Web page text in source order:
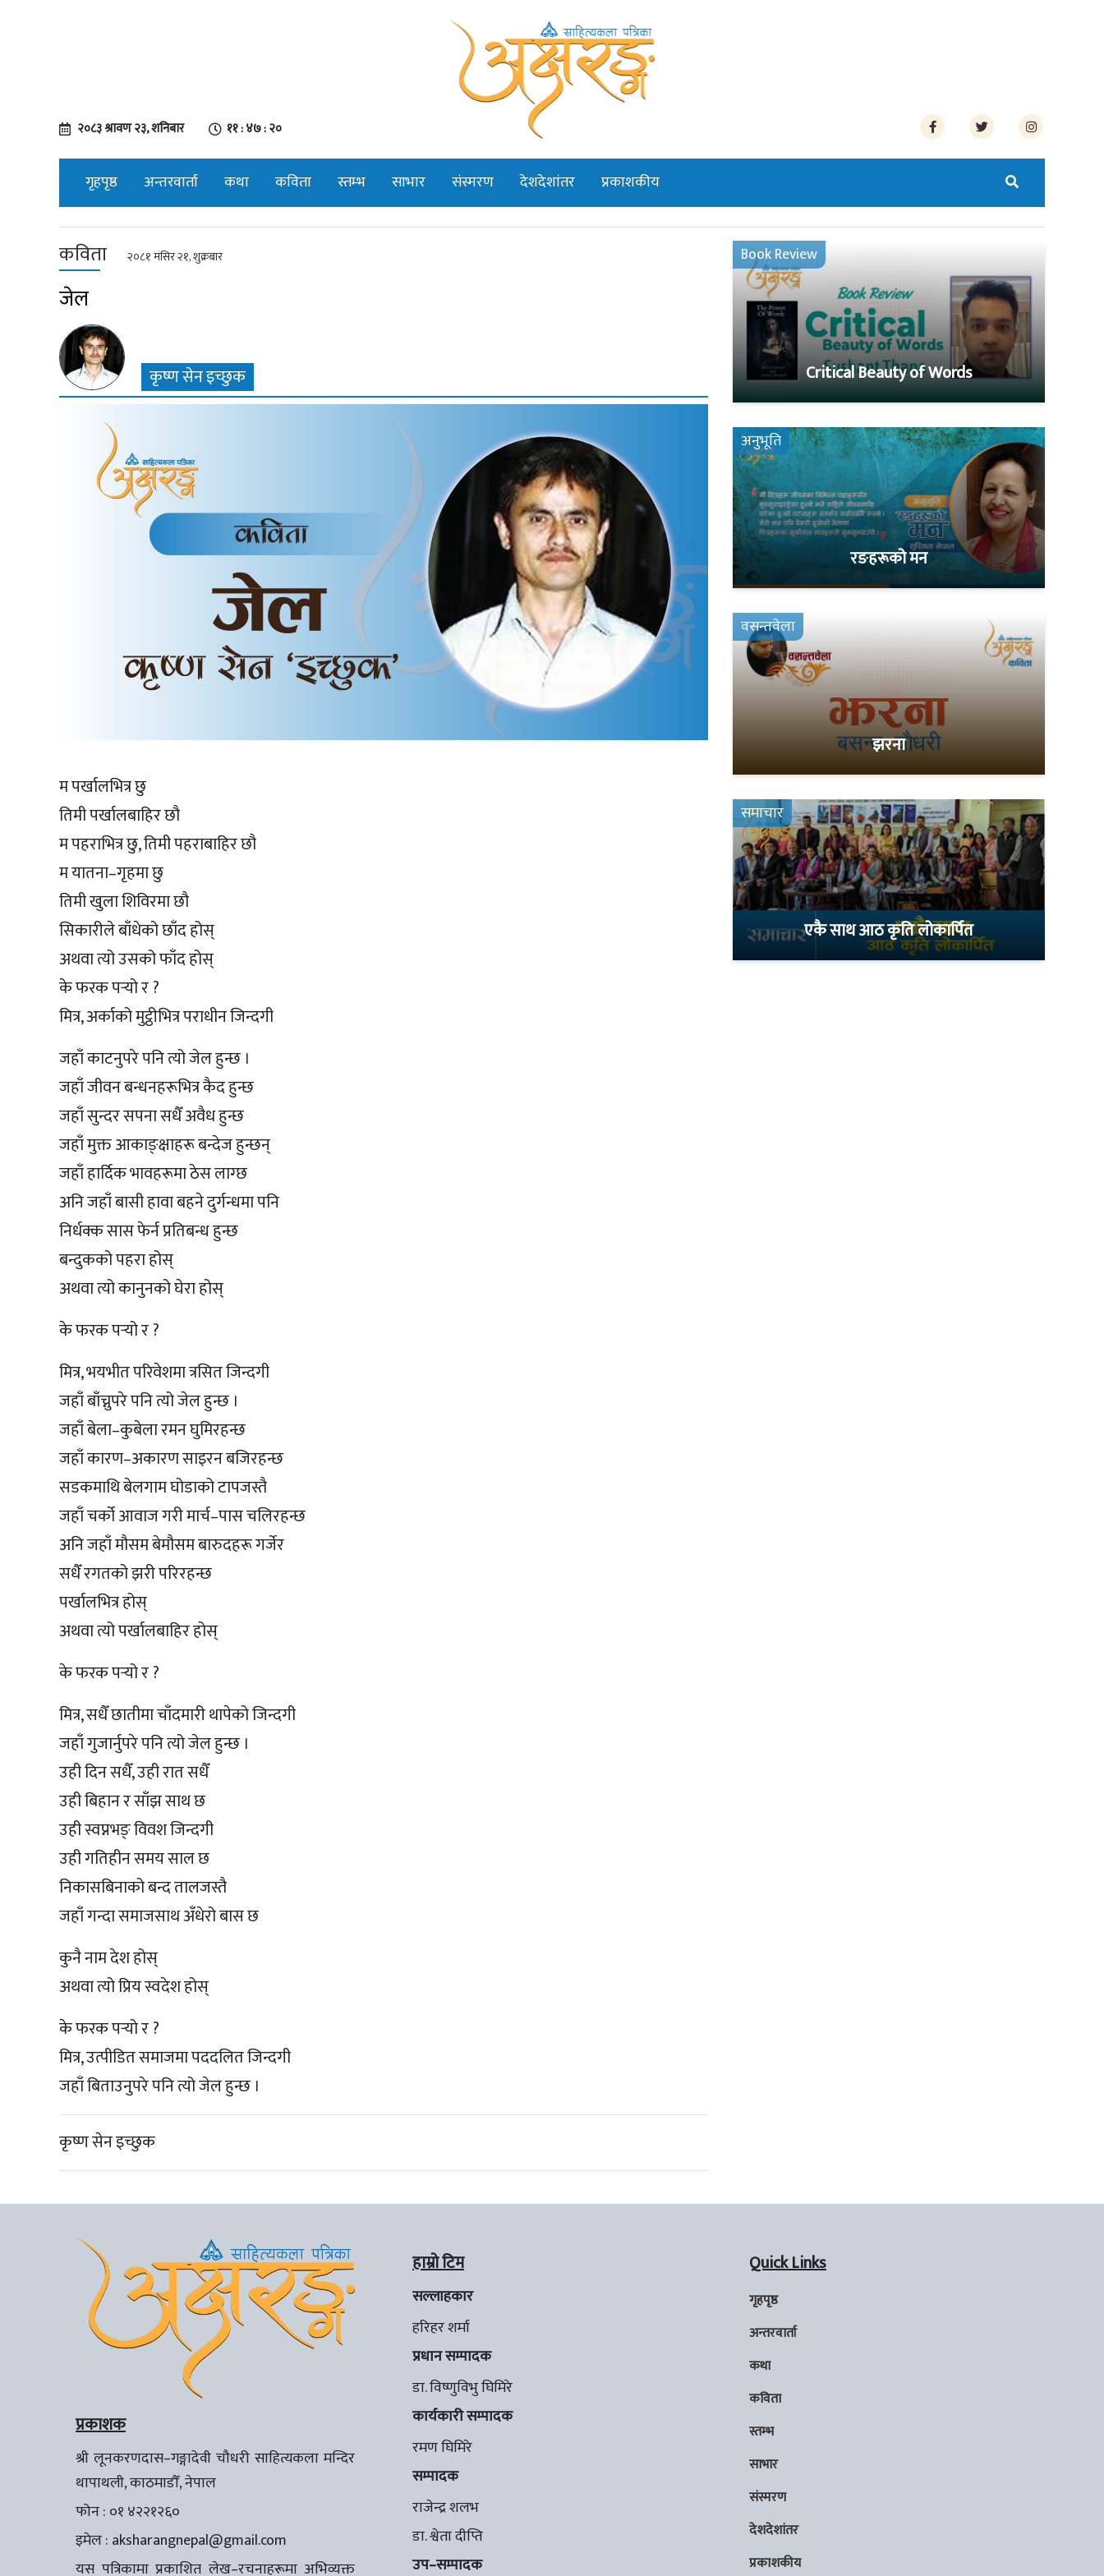
२०८३ श्रावण २३, शनिबार ११ : ४७ : २०
गृहपृष्ठ अन्तरवार्ता कथा कविता स्तम्भ साभार संस्मरण देशदेशांतर प्रकाशकीय
कविता २०८१ मंसिर २१, शुक्रबार
जेल
कृष्ण सेन इच्छुक
म पर्खालभित्र छु
तिमी पर्खालबाहिर छौ
म पहराभित्र छु, तिमी पहराबाहिर छौ
म यातना–गृहमा छु
तिमी खुला शिविरमा छौ
सिकारीले बाँधेको छाँद होस्
अथवा त्यो उसको फाँद होस्
के फरक पर्‍यो र ?
मित्र, अर्काको मुट्ठीभित्र पराधीन जिन्दगी
जहाँ काटनुपरे पनि त्यो जेल हुन्छ ।
जहाँ जीवन बन्धनहरूभित्र कैद हुन्छ
जहाँ सुन्दर सपना सधैँ अवैध हुन्छ
जहाँ मुक्त आकाङ्क्षाहरू बन्देज हुन्छन्
जहाँ हार्दिक भावहरूमा ठेस लाग्छ
अनि जहाँ बासी हावा बहने दुर्गन्धमा पनि
निर्धक्क सास फेर्न प्रतिबन्ध हुन्छ
बन्दुकको पहरा होस्
अथवा त्यो कानुनको घेरा होस्
के फरक पर्‍यो र ?
मित्र, भयभीत परिवेशमा त्रसित जिन्दगी
जहाँ बाँच्नुपरे पनि त्यो जेल हुन्छ ।
जहाँ बेला–कुबेला रमन घुमिरहन्छ
जहाँ कारण–अकारण साइरन बजिरहन्छ
सडकमाथि बेलगाम घोडाको टापजस्तै
जहाँ चर्को आवाज गरी मार्च–पास चलिरहन्छ
अनि जहाँ मौसम बेमौसम बारुदहरू गर्जेर
सधैँ रगतको झरी परिरहन्छ
पर्खालभित्र होस्
अथवा त्यो पर्खालबाहिर होस्
के फरक पर्‍यो र ?
मित्र, सधैँ छातीमा चाँदमारी थापेको जिन्दगी
जहाँ गुजार्नुपरे पनि त्यो जेल हुन्छ ।
उही दिन सधैँ, उही रात सधैँ
उही बिहान र साँझ साथ छ
उही स्वप्नभङ् विवश जिन्दगी
उही गतिहीन समय साल छ
निकासबिनाको बन्द तालजस्तै
जहाँ गन्दा समाजसाथ अँधेरो बास छ
कुनै नाम देश होस्
अथवा त्यो प्रिय स्वदेश होस्
के फरक पर्‍यो र ?
मित्र, उत्पीडित समाजमा पददलित जिन्दगी
जहाँ बिताउनुपरे पनि त्यो जेल हुन्छ ।
कृष्ण सेन इच्छुक
Book Review
Critical Beauty of Words
अनुभूति
रङहरूको मन
वसन्तवेला
झरना
समाचार
एकै साथ आठ कृति लोकार्पित
प्रकाशक
श्री लूनकरणदास–गङ्गादेवी चौधरी साहित्यकला मन्दिर
थापाथली, काठमाडौँ, नेपाल
फोन : ०१ ४२२१२६०
इमेल : aksharangnepal@gmail.com
यस पत्रिकामा प्रकाशित लेख–रचनाहरूमा अभिव्यक्त
हाम्रो टिम
सल्लाहकार
हरिहर शर्मा
प्रधान सम्पादक
डा. विष्णुविभु घिमिरे
कार्यकारी सम्पादक
रमण घिमिरे
सम्पादक
राजेन्द्र शलभ
डा. श्वेता दीप्ति
उप–सम्पादक
Quick Links
गृहपृष्ठ
अन्तरवार्ता
कथा
कविता
स्तम्भ
साभार
संस्मरण
देशदेशांतर
प्रकाशकीय